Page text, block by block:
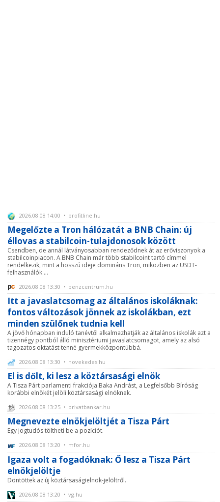
2026.08.08 14:00 • profitline.hu
Megelőzte a Tron hálózatát a BNB Chain: új
éllovas a stabilcoin-tulajdonosok között
Csendben, de annál látványosabban rendeződnek át az erőviszonyok a
stabilcoinpiacon. A BNB Chain már több stabilcoint tartó címmel
rendelkezik, mint a hosszú ideje domináns Tron, miközben az USDT-
felhasználók ...
2026.08.08 13:30 • penzcentrum.hu
Itt a javaslatcsomag az általános iskoláknak:
fontos változások jönnek az iskolákban, ezt
minden szülőnek tudnia kell
A jövő hónapban induló tanévtől alkalmazhatják az általános iskolák azt a
tizennégy pontból álló minisztériumi javaslatcsomagot, amely az alsó
tagozatos oktatást tenné gyermekközpontúbbá.
2026.08.08 13:30 • novekedes.hu
El is dőlt, ki lesz a köztársasági elnök
A Tisza Párt parlamenti frakciója Baka Andrást, a Legfelsőbb Bíróság
korábbi elnökét jelöli köztársasági elnöknek.
2026.08.08 13:25 • privatbankar.hu
Megnevezte elnökjelöltjét a Tisza Párt
Egy jogtudós töltheti be a pozíciót.
2026.08.08 13:20 • mfor.hu
Igaza volt a fogadóknak: Ő lesz a Tisza Párt
elnökjelöltje
Döntöttek az új köztársaságielnök-jelöltről.
2026.08.08 13:20 • vg.hu